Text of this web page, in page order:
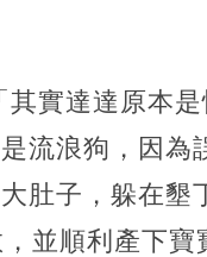
實達達原本
流浪狗，因
肚子，躲在
並順利產下寶